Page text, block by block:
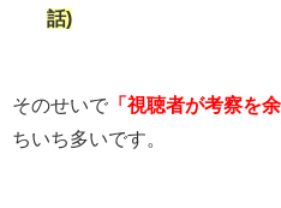
話)
そのせいで 「視聴者が考察を
ちいち多いです。